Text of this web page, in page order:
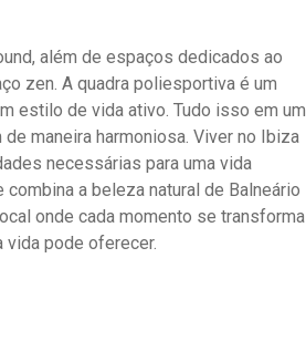
além de espaços dedicados ao
zen. A quadra poliesportiva é um
estilo de vida ativo. Tudo isso em um
maneira harmoniosa. Viver no Ibiza
necessárias para uma vida
a beleza natural de Balneário
onde cada momento se transforma
vida pode oferecer.